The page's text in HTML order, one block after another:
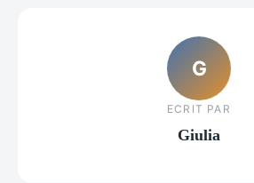
G
ECRIT PAR
Giulia